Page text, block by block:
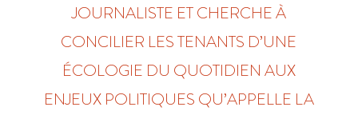
JOURNALISTE ET CHERCHE À
CONCILIER LES TENANTS D’UNE
ÉCOLOGIE DU QUOTIDIEN AUX
ENJEUX POLITIQUES QU’APPELLE LA